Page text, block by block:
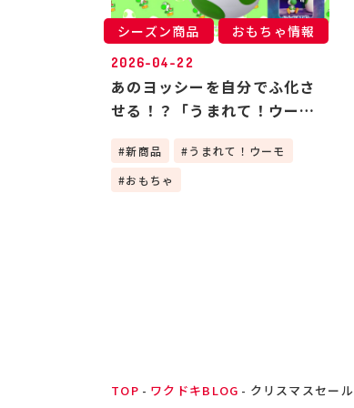
シーズン商品 おもちゃ情報
2026-04-22
あのヨッシーを自分でふ化さ
せる！？「うまれて！ウーモ
ヨッシー」が凄すぎる！🦖
新商品
うまれて！ウーモ
おもちゃ
TOP ワクドキBLOG クリスマスセール